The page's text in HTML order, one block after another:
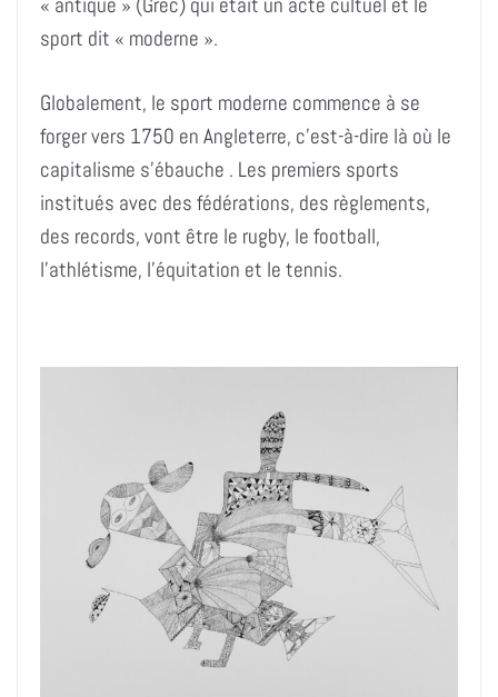
sport dit « moderne ».
Globalement, le sport moderne commence à se
forger vers 1750 en Angleterre, c’est-à-dire là où le
capitalisme s’ébauche . Les premiers sports
institués avec des fédérations, des règlements,
des records, vont être le rugby, le football,
l’athlétisme, l’équitation et le tennis.